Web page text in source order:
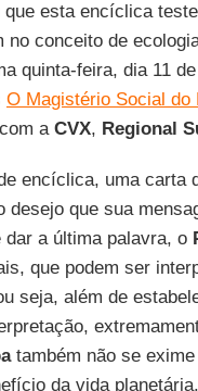
que esta encíclica
conceito de
quinta-feira, dia 11
O Magistério Social do
a CVX, Regional
encíclica, uma carta
que sua
a última palavra, o
que podem ser
seja, além de
também não se
da vida planetária.